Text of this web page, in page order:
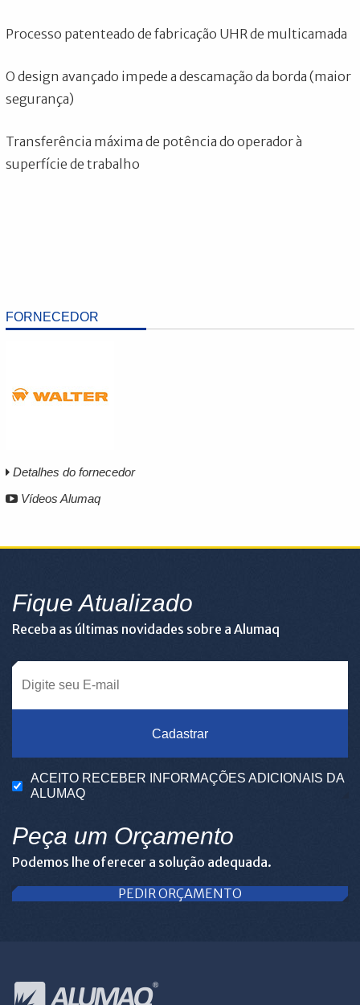
FORNECEDOR
Detalhes do fornecedor
Vídeos Alumaq
Processo patenteado de fabricação UHR de multicamada
O design avançado impede a descamação da borda (maior
segurança)
Transferência máxima de potência do operador à
superfície de trabalho
Fique Atualizado
Receba as últimas novidades sobre a Alumaq
Cadastrar
ACEITO RECEBER INFORMAÇÕES ADICIONAIS DA
ALUMAQ
Peça um Orçamento
Podemos lhe oferecer a solução adequada.
PEDIR ORÇAMENTO